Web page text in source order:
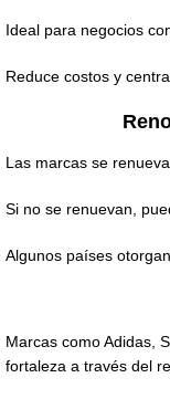
Ideal para negocios
Reduce costos y
Las marcas se
Si no se renuevan,
Algunos países
Marcas como Adidas,
fortaleza a través del